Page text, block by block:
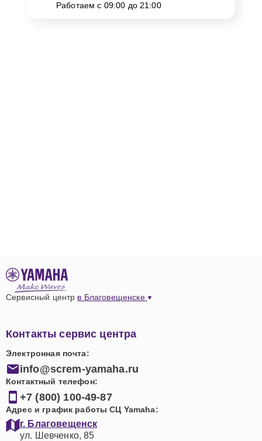
Работаем с 09:00 до 21:00
Сервисный центр в Благовещенске
Контакты сервис центра
Электронная почта:
info@screm-yamaha.ru
Контактный телефон:
+7 (800) 100-49-87
Адрес и график работы СЦ Yamaha:
г. Благовещенск
ул. Шевченко, 85